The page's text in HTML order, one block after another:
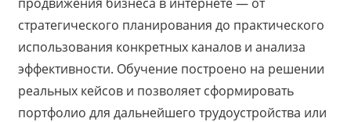
стратегического планирования до практического
использования конкретных каналов и анализа
эффективности. Обучение построено на решении
реальных кейсов и позволяет сформировать
портфолио для дальнейшего трудоустройства или